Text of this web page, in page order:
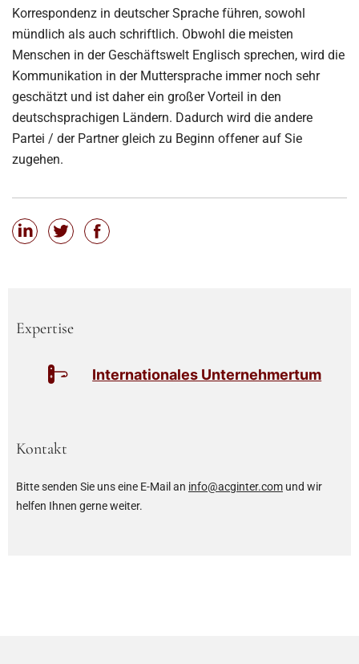
Korrespondenz in deutscher Sprache führen, sowohl
mündlich als auch schriftlich. Obwohl die meisten
Menschen in der Geschäftswelt Englisch sprechen, wird die
Kommunikation in der Muttersprache immer noch sehr
geschätzt und ist daher ein großer Vorteil in den
deutschsprachigen Ländern. Dadurch wird die andere
Partei / der Partner gleich zu Beginn offener auf Sie
zugehen.
Expertise
Internationales Unternehmertum
Kontakt
Bitte senden Sie uns eine E-Mail an info@acginter.com und wir
helfen Ihnen gerne weiter.